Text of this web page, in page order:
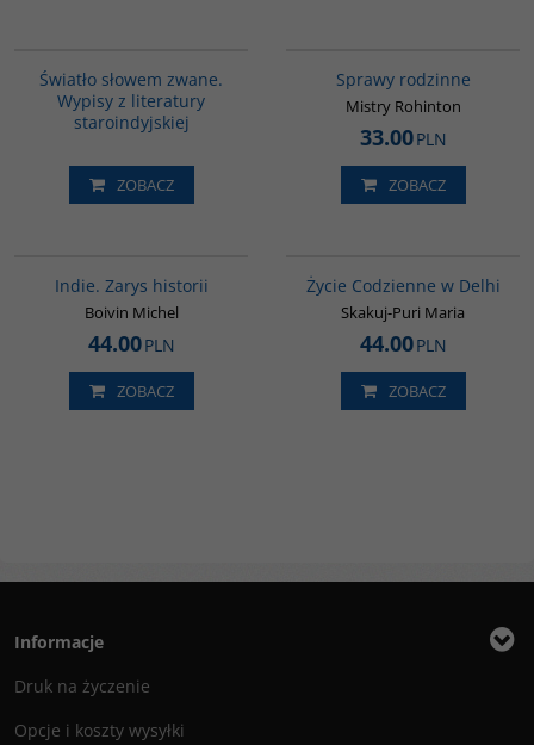
Światło słowem zwane.
Wypisy z literatury
staroindyjskiej
ZOBACZ
Sprawy rodzinne
Mistry Rohinton
33.00PLN
ZOBACZ
Indie. Zarys historii
Boivin Michel
44.00PLN
ZOBACZ
Życie Codzienne w Delhi
Skakuj-Puri Maria
44.00PLN
ZOBACZ
Informacje
Druk na życzenie
Opcje i koszty wysyłki